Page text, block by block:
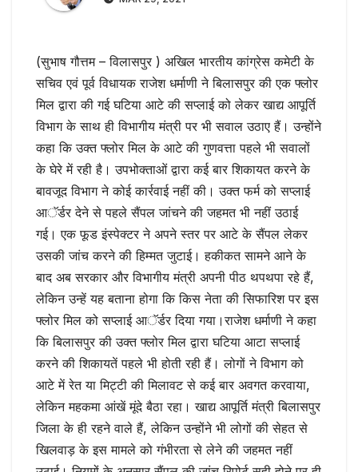
(सुभाष गौत्तम – विलासपुर ) अखिल भारतीय कांग्रेस कमेटी के
सचिव एवं पूर्व विधायक राजेश धर्माणी ने बिलासपुर की एक फ्लोर
मिल द्वारा की गई घटिया आटे की सप्लाई को लेकर खाद्य आपूर्ति
विभाग के साथ ही विभागीय मंत्री पर भी सवाल उठाए हैं। उन्होंने
कहा कि उक्त फ्लोर मिल के आटे की गुणवत्ता पहले भी सवालों
के घेरे में रही है। उपभोक्ताओं द्वारा कई बार शिकायत करने के
बावजूद विभाग ने कोई कार्रवाई नहीं की। उक्त फर्म को सप्लाई
आॅर्डर देने से पहले सैंपल जांचने की जहमत भी नहीं उठाई
गई। एक फूड इंस्पेक्टर ने अपने स्तर पर आटे के सैंपल लेकर
उसकी जांच करने की हिम्मत जुटाई। हकीकत सामने आने के
बाद अब सरकार और विभागीय मंत्री अपनी पीठ थपथपा रहे हैं,
लेकिन उन्हें यह बताना होगा कि किस नेता की सिफारिश पर इस
फ्लोर मिल को सप्लाई आॅर्डर दिया गया।राजेश धर्माणी ने कहा
कि बिलासपुर की उक्त फ्लोर मिल द्वारा घटिया आटा सप्लाई
करने की शिकायतें पहले भी होती रही हैं। लोगों ने विभाग को
आटे में रेत या मिट्टी की मिलावट से कई बार अवगत करवाया,
लेकिन महकमा आंखें मूंदे बैठा रहा। खाद्य आपूर्ति मंत्री बिलासपुर
जिला के ही रहने वाले हैं, लेकिन उन्होंने भी लोगों की सेहत से
खिलवाड़ के इस मामले को गंभीरता से लेने की जहमत नहीं